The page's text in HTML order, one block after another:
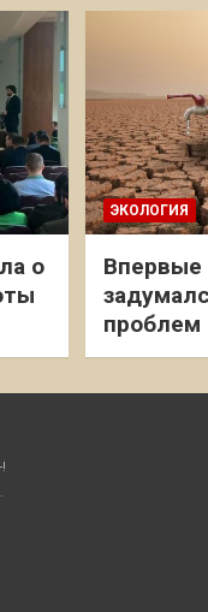
о
ЭКОЛОГИЯ
Впервые
проблем